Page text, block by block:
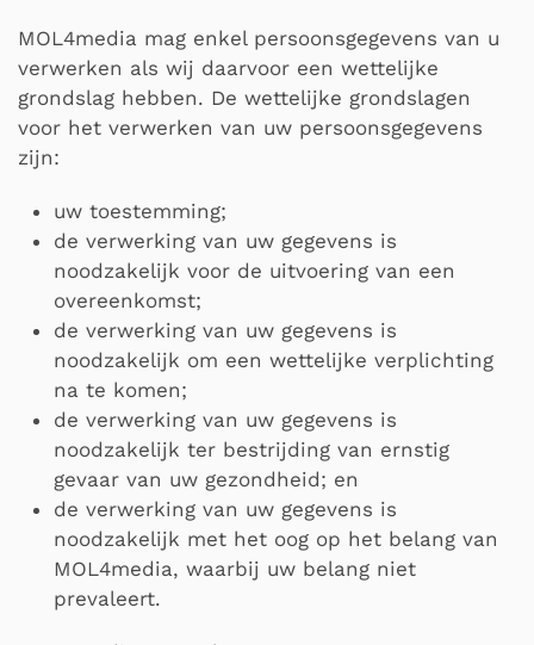
MOL4media mag enkel persoonsgegevens van u
verwerken als wij daarvoor een wettelijke
grondslag hebben. De wettelijke grondslagen
voor het verwerken van uw persoonsgegevens
zijn:
uw toestemming;
de verwerking van uw gegevens is
noodzakelijk voor de uitvoering van een
overeenkomst;
de verwerking van uw gegevens is
noodzakelijk om een wettelijke verplichting
na te komen;
de verwerking van uw gegevens is
noodzakelijk ter bestrijding van ernstig
gevaar van uw gezondheid; en
de verwerking van uw gegevens is
noodzakelijk met het oog op het belang van
MOL4media, waarbij uw belang niet
prevaleert.